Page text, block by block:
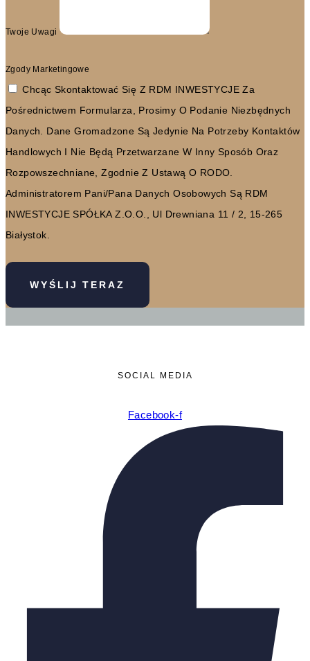
Twoje Uwagi
Zgody Marketingowe
Chcąc Skontaktować Się Z RDM INWESTYCJE Za
Pośrednictwem Formularza, Prosimy O Podanie Niezbędnych
Danych. Dane Gromadzone Są Jedynie Na Potrzeby Kontaktów
Handlowych I Nie Będą Przetwarzane W Inny Sposób Oraz
Rozpowszechniane, Zgodnie Z Ustawą O RODO.
Administratorem Pani/Pana Danych Osobowych Są RDM
INWESTYCJE SPÓŁKA Z.O.O., Ul Drewniana 11 / 2, 15-265
Białystok.
WYŚLIJ TERAZ
SOCIAL MEDIA
Facebook-f